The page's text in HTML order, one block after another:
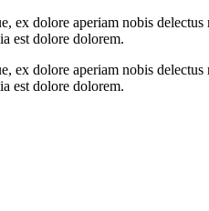
ex dolore aperiam nobis
est dolore dolorem.
ex dolore aperiam nobis
est dolore dolorem.